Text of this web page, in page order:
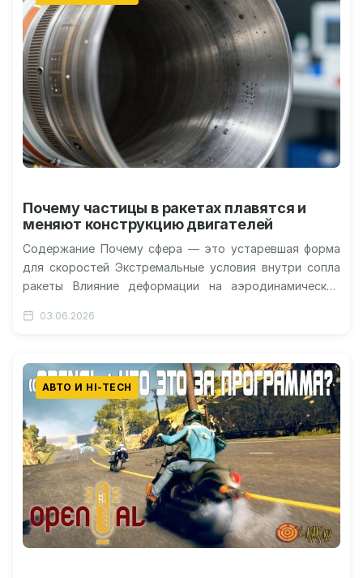
Почему частицы в ракетах плавятся и
меняют конструкцию двигателей
Содержание Почему сфера — это устаревшая форма
для скоростей Экстремальные условия внутри сопла
ракеты Влияние деформации на аэродинамическое
03.06.2026
АВТО И HI-TECH